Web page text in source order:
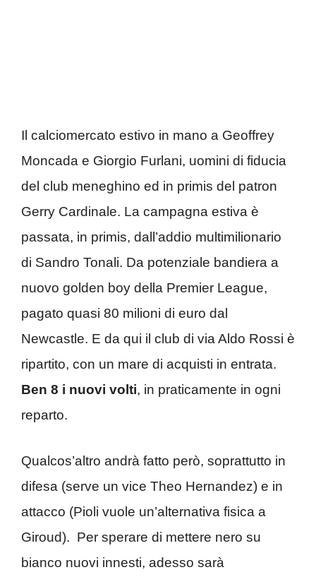
Il calciomercato estivo in mano a Geoffrey
Moncada e Giorgio Furlani, uomini di fiducia
del club meneghino ed in primis del patron
Gerry Cardinale. La campagna estiva è
passata, in primis, dall’addio multimilionario
di Sandro Tonali. Da potenziale bandiera a
nuovo golden boy della Premier League,
pagato quasi 80 milioni di euro dal
Newcastle. E da qui il club di via Aldo Rossi è
ripartito, con un mare di acquisti in entrata.
Ben 8 i nuovi volti, in praticamente in ogni
reparto.
Qualcos’altro andrà fatto però, soprattutto in
difesa (serve un vice Theo Hernandez) e in
attacco (Pioli vuole un’alternativa fisica a
Giroud). Per sperare di mettere nero su
bianco nuovi innesti, adesso sarà